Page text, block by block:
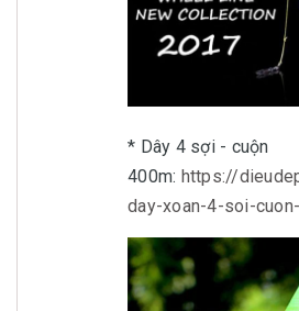
* Dây 4 sợi - cuộn
400m: https://
day-xoan-4-soi-